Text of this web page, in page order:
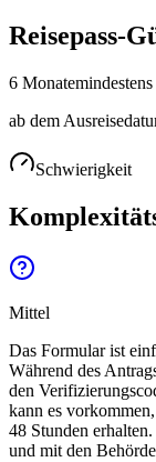
Reisepass-
6 Monatemindestens
ab dem
Schwierigkeit
Mittel
Das Formular ist
Während des
den
kann es
48 Stunden
und mit den